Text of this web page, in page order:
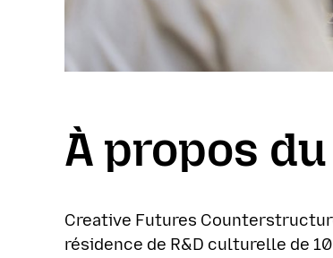
À propos
Creative Futures
résidence de R&D culturelle de